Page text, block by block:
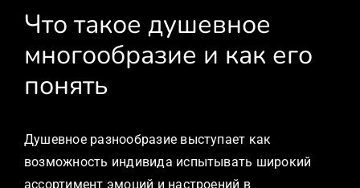
Что такое душевное
многообразие и как его
понять
Душевное разнообразие выступает как
возможность индивида испытывать широкий
ассортимент эмоций и настроений в